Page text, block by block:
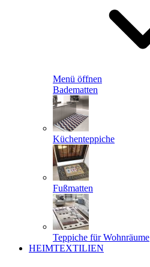
Menü öffnen
Badematten
Küchenteppiche
Fußmatten
Teppiche für Wohnräume
HEIMTEXTILIEN